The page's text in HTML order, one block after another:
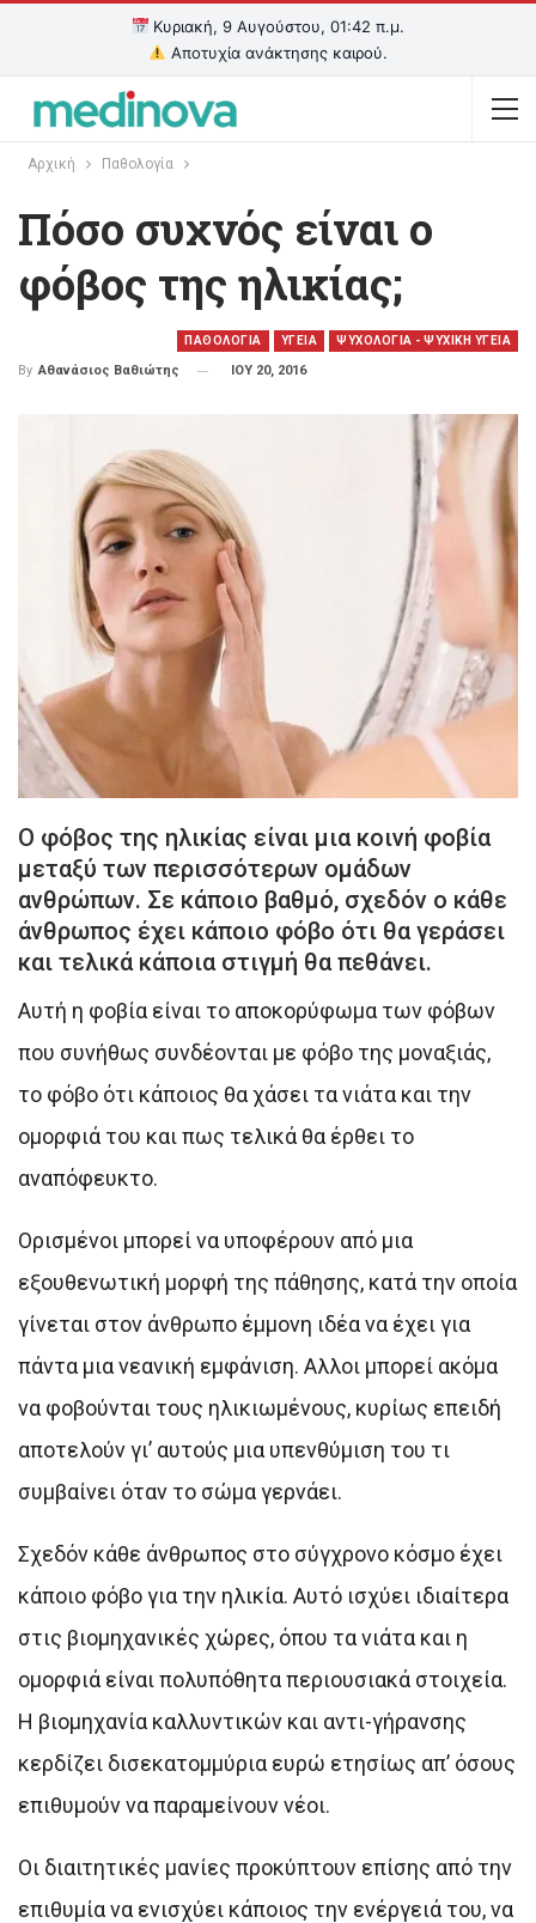
Κυριακή, 9 Αυγούστου, 01:42 π.μ.
Αποτυχία ανάκτησης καιρού.
Αρχική Παθολογία
Πόσο συχνός είναι ο
φόβος της ηλικίας;
ΠΑΘΟΛΟΓΙΑ ΥΓΕΙΑ ΨΥΧΟΛΟΓΙΑ - ΨΥΧΙΚΗ ΥΓΕΙΑ
By Αθανάσιος Βαθιώτης ΙΟΥ 20, 2016
Ο φόβος της ηλικίας είναι μια κοινή φοβία
μεταξύ των περισσότερων ομάδων
ανθρώπων. Σε κάποιο βαθμό, σχεδόν ο κάθε
άνθρωπος έχει κάποιο φόβο ότι θα γεράσει
και τελικά κάποια στιγμή θα πεθάνει.
Αυτή η φοβία είναι το αποκορύφωμα των φόβων
που συνήθως συνδέονται με φόβο της μοναξιάς,
το φόβο ότι κάποιος θα χάσει τα νιάτα και την
ομορφιά του και πως τελικά θα έρθει το
αναπόφευκτο.
Ορισμένοι μπορεί να υποφέρουν από μια
εξουθενωτική μορφή της πάθησης, κατά την οποία
γίνεται στον άνθρωπο έμμονη ιδέα να έχει για
πάντα μια νεανική εμφάνιση. Αλλοι μπορεί ακόμα
να φοβούνται τους ηλικιωμένους, κυρίως επειδή
αποτελούν γι’ αυτούς μια υπενθύμιση του τι
συμβαίνει όταν το σώμα γερνάει.
Σχεδόν κάθε άνθρωπος στο σύγχρονο κόσμο έχει
κάποιο φόβο για την ηλικία. Αυτό ισχύει ιδιαίτερα
στις βιομηχανικές χώρες, όπου τα νιάτα και η
ομορφιά είναι πολυπόθητα περιουσιακά στοιχεία.
Η βιομηχανία καλλυντικών και αντι-γήρανσης
κερδίζει δισεκατομμύρια ευρώ ετησίως απ’ όσους
επιθυμούν να παραμείνουν νέοι.
Οι διαιτητικές μανίες προκύπτουν επίσης από την
επιθυμία να ενισχύει κάποιος την ενέργειά του, να